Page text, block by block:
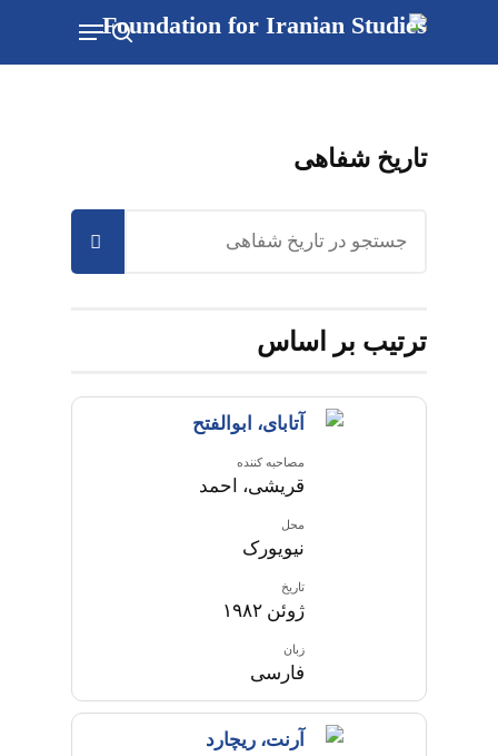
جستجو
Menu
تاریخ شفاهی
ترتیب بر اساس
آتابای، ابوالفتح
مصاحبه کننده
قریشی، احمد
محل
نیویورک
تاریخ
ژوئن ۱۹۸۲
زبان
فارسی
آرنت، ریچارد